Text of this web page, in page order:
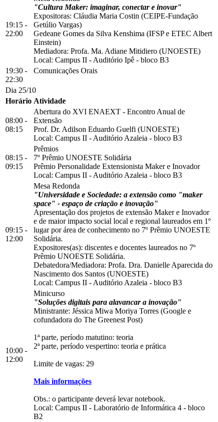
19:15 -
22:00
"Cultura Maker: imaginar, conectar e inovar"
Expositoras: Cláudia Maria Costin (CEIPE-Fundação
Getúlio Vargas)
Gedeane Gomes da Silva Kenshima (IFSP e ETEC Albert
Einstein)
Mediadora: Profa. Ma. Adiane Mitidiero (UNOESTE)
Local: Campus II - Auditório Ipê - bloco B3
19:30 -
22:30
Comunicações Orais
Dia 25/10
Horário Atividade
08:00 -
08:15
Abertura do XVI ENAEXT - Encontro Anual de
Extensão
Prof. Dr. Adilson Eduardo Guelfi (UNOESTE)
Local: Campus II - Auditório Azaleia - bloco B3
08:15 -
09:15
Prêmios
7º Prêmio UNOESTE Solidária
Prêmio Personalidade Extensionista Maker e Inovador
Local: Campus II - Auditório Azaleia - bloco B3
09:15 -
12:00
Mesa Redonda
"Universidade e Sociedade: a extensão como "maker
space" - espaço de criação e inovação"
Apresentação dos projetos de extensão Maker e Inovador
e de maior impacto social local e regional laureados em 1º
lugar por área de conhecimento no 7º Prêmio UNOESTE
Solidária.
Expositores(as): discentes e docentes laureados no 7º
Prêmio UNOESTE Solidária.
Debatedora/Mediadora: Profa. Dra. Danielle Aparecida do
Nascimento dos Santos (UNOESTE)
Local: Campus II - Auditório Azaleia - bloco B3
10:00 -
12:00
Minicurso
"Soluções digitais para alavancar a inovação"
Ministrante: Jéssica Miwa Moriya Torres (Google e
cofundadora do The Greenest Post)
1ª parte, período matutino: teoria
2ª parte, período vespertino: teoria e prática
Limite de vagas: 29
Mais informações
Obs.: o participante deverá levar notebook.
Local: Campus II - Laboratório de Informática 4 - bloco
B2